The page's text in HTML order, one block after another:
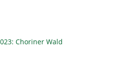
Choriner Wald